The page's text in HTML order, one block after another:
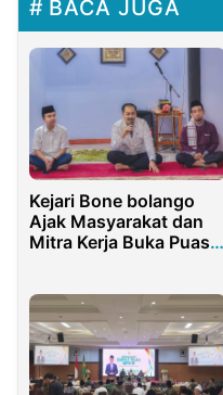
BACA JUGA
Kejari Bone bolango
Ajak Masyarakat dan
Mitra Kerja Buka Puasa